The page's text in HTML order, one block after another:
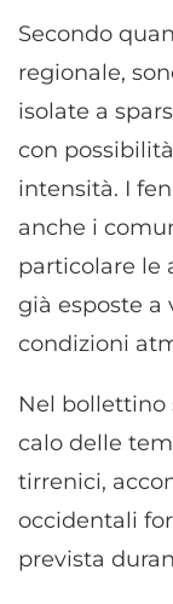
Secondo
regionale,
isolate a
con
intensità. I
anche i
particolare le
già esposte a
condizioni
Nel bollettino
calo delle
tirrenici,
occidentali
prevista